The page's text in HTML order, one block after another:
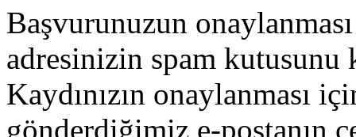
Başvurunuzun
adresinizin spam
Kaydınızın onaylanması
gönderdiğimiz e-postanın